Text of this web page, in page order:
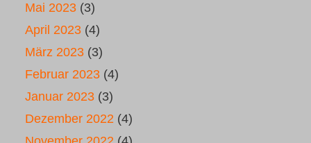
Mai 2023 (3)
April 2023 (4)
März 2023 (3)
Februar 2023 (4)
Januar 2023 (3)
Dezember 2022 (4)